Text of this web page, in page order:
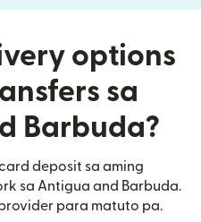
options
sa
Barbuda?
deposit sa aming
sa Antigua and Barbuda.
para matuto pa.